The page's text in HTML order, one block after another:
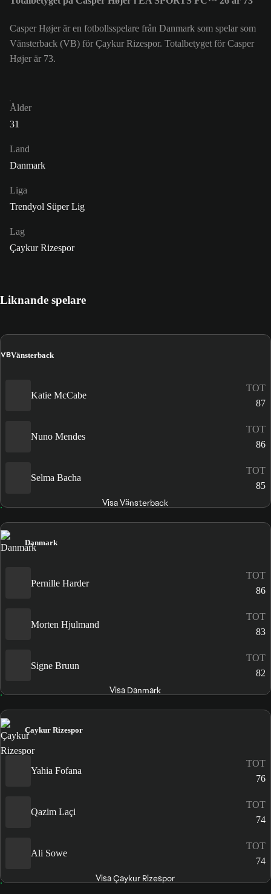
Casper Højer är en fotbollsspelare från Danmark som spelar som
Vänsterback (VB) för Çaykur Rizespor. Totalbetyget för Casper
Højer är 73.
Ålder
31
Land
Danmark
Liga
Trendyol Süper Lig
Lag
Çaykur Rizespor
Liknande spelare
VBVänsterback
Katie McCabe
TOT
87
Nuno Mendes
TOT
86
Selma Bacha
TOT
85
Visa Vänsterback
Danmark
Pernille Harder
TOT
86
Morten Hjulmand
TOT
83
Signe Bruun
TOT
82
Visa Danmark
Çaykur Rizespor
Yahia Fofana
TOT
76
Qazim Laçi
TOT
74
Ali Sowe
TOT
74
Visa Çaykur Rizespor